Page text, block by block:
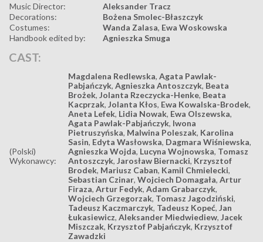
Music Director:
Aleksander Tracz
Decorations:
Bożena Smolec-Błaszczyk
Costumes:
Wanda Zalasa, Ewa Woskowska
Handbook edited by:
Agnieszka Smuga
CAST:
(Polski)
Wykonawcy:
Magdalena Redlewska, Agata Pawlak-
Pabjańczyk, Agnieszka Antoszczyk, Beata
Brożek, Jolanta Rzeczycka-Henke, Beata
Kacprzak, Jolanta Kłos, Ewa Kowalska-Brodek,
Aneta Lefek, Lidia Nowak, Ewa Olszewska,
Agata Pawlak-Pabjańczyk, Iwona
Pietruszyńska, Malwina Poleszak, Karolina
Sasin, Edyta Wasłowska, Dagmara Wiśniewska,
Agnieszka Wojda, Lucyna Wojnowska, Tomasz
Antoszczyk, Jarosław Biernacki, Krzysztof
Brodek, Mariusz Caban, Kamil Chmielecki,
Sebastian Czinar, Wojciech Domagała, Artur
Firaza, Artur Fedyk, Adam Grabarczyk,
Wojciech Grzegorzak, Tomasz Jagodziński,
Tadeusz Kaczmarczyk, Tadeusz Kopeć, Jan
Łukasiewicz, Aleksander Miedwiediew, Jacek
Miszczak, Krzysztof Pabjańczyk, Krzysztof
Zawadzki